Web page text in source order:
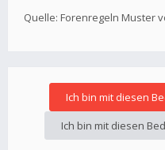
Quelle: Forenregeln Muster